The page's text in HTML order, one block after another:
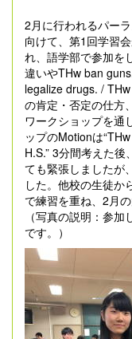
2月に行われるパー
向けて、第1回学習
れ、語学部で参加を
違いやTHw ban
legalize drugs. /
の肯定・否定の仕方
ワークショップを通
ップのMotionは
H.S.” 3分間考えた
ても緊張しましたが
した。他校の生徒か
で練習を重ね、2月
（写真の説明：参
です。）